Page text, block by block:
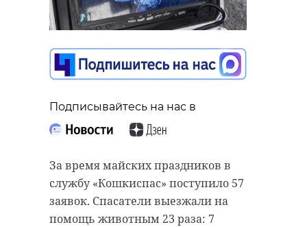
Подписывайтесь на нас в
За время майских праздников в
службу «Кошкиспас» поступило 57
заявок. Спасатели выезжали на
помощь животным 23 раза: 7